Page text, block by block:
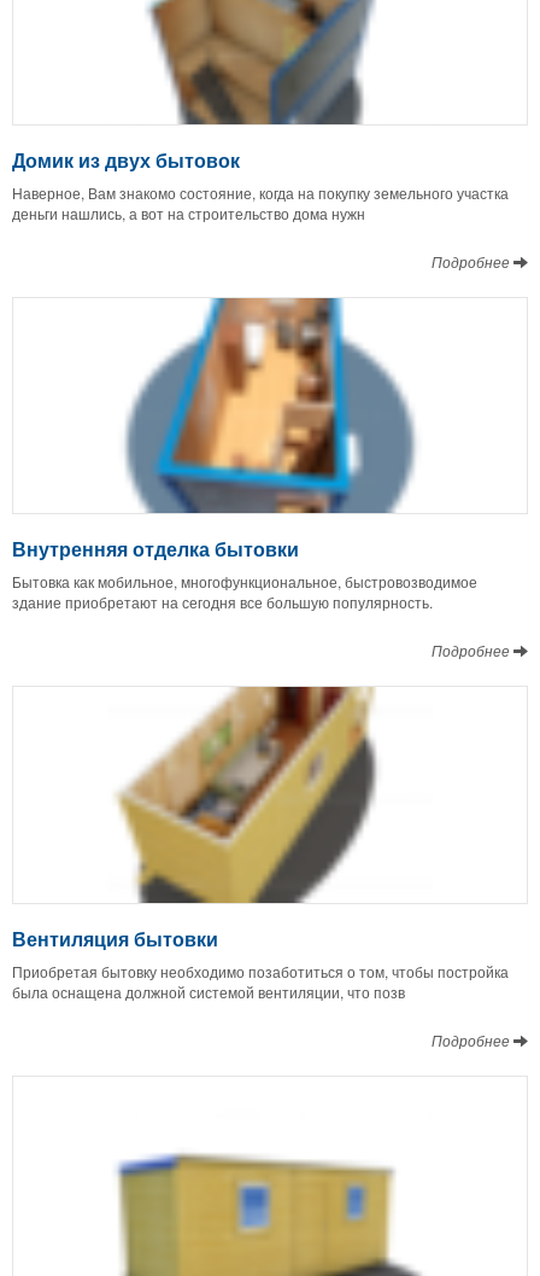
Домик из двух бытовок
Наверное, Вам знакомо состояние, когда на покупку земельного участка
деньги нашлись, а вот на строительство дома нужн
Подробнее
Внутренняя отделка бытовки
Бытовка как мобильное, многофункциональное, быстровозводимое
здание приобретают на сегодня все большую популярность.
Подробнее
Вентиляция бытовки
Приобретая бытовку необходимо позаботиться о том, чтобы постройка
была оснащена должной системой вентиляции, что позв
Подробнее